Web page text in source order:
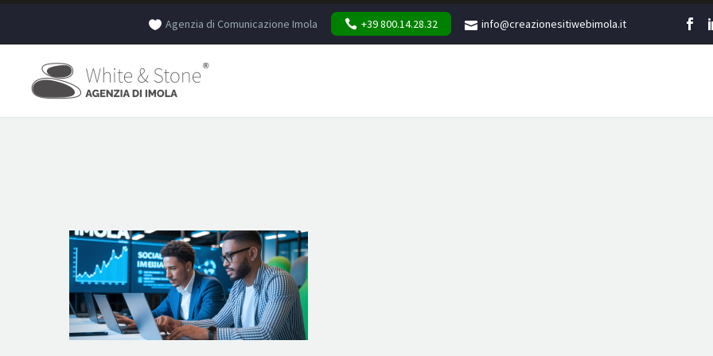
Agenzia di Comunicazione Imola +39 800.14.28.32 info@creazionesitiwebimola.it